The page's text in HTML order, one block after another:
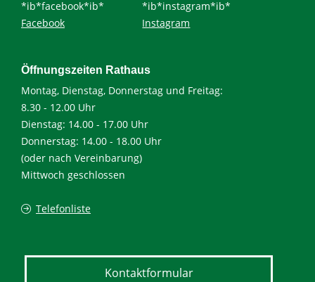
*ib*facebook*ib*
Facebook
*ib*instagram*ib*
Instagram
Öffnungszeiten Rathaus
Montag, Dienstag, Donnerstag und Freitag:
8.30 - 12.00 Uhr
Dienstag: 14.00 - 17.00 Uhr
Donnerstag: 14.00 - 18.00 Uhr
(oder nach Vereinbarung)
Mittwoch geschlossen
Telefonliste
Kontaktformular